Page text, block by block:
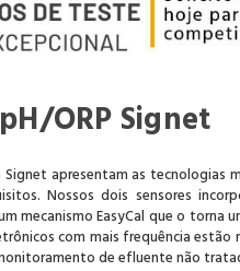
ORP Signet
Signet apresentam as
Nossos dois sensores
mecanismo EasyCal que o
com mais frequência
de efluente não